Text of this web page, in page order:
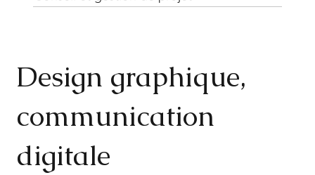
Design graphique,
communication
digitale